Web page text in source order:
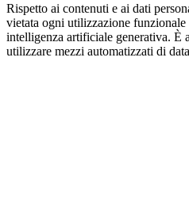
Rispetto ai contenuti e ai dati
vietata ogni utilizzazione funzionale
intelligenza artificiale generativa. È
utilizzare mezzi automatizzati di